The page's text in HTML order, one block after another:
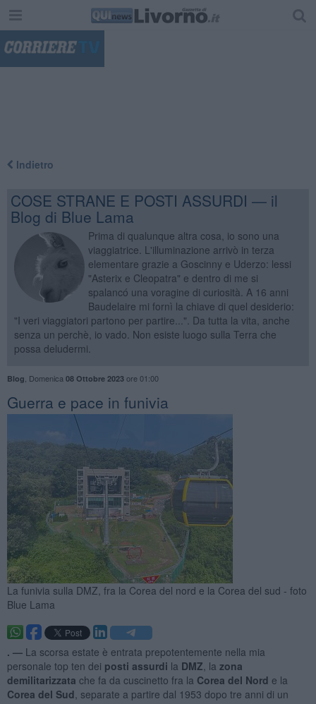
Indietro
COSE STRANE E POSTI ASSURDI — il
Blog di Blue Lama
Prima di qualunque altra cosa, io sono una
viaggiatrice. L'illuminazione arrivò in terza
elementare grazie a Goscinny e Uderzo: lessi
"Asterix e Cleopatra" e dentro di me si
spalancó una voragine di curiosità. A 16 anni
Baudelaire mi fornì la chiave di quel desiderio:
"I veri viaggiatori partono per partire...". Da tutta la vita, anche
senza un perchè, io vado. Non esiste luogo sulla Terra che
possa deludermi.
Blog Domenica 08 Ottobre 2023ore 01:00
Guerra e pace in funivia
La funivia sulla DMZ, fra la Corea del nord e la Corea del sud - foto
Blue Lama
. — La scorsa estate è entrata prepotentemente nella mia
personale top ten dei posti assurdi la DMZ , la zona
demilitarizzata che fa da cuscinetto fra la Corea del Nord e la
Corea del Sud , separate a partire dal 1953 dopo tre anni di un